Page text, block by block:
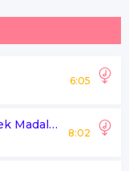
6:05
Qilichbek Madaliyev, Sanjarbek Madaliyev
8:02